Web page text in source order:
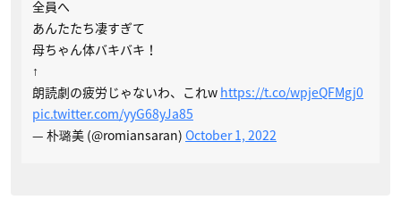
全員へ
あんたたち凄すぎて
母ちゃん体バキバキ！
↑
朗読劇の疲労じゃないわ、これw https://t.co/wpjeQFMgj0
pic.twitter.com/yyG68yJa85
— 朴璐美 (@romiansaran) October 1, 2022